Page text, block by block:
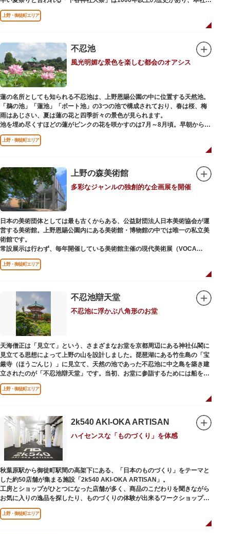
輿の渡御を行う「本祭り」と、町会神輿の渡御だけの「陰祭り」が隔年に行
われています。
本殿には、日本を代表する画家 横山大観による「龍」の天井絵が掲げられて
「句碑」や、初代・三笑亭可楽の寄席が境内で初めて開かれたという「寄席
発祥之地」の石碑などの見どころも。
オリジナルの朱印帳の販売や、月や日によって限定の御朱印頒布も行ってい
ます。
上野・御徒町エリア
不忍池
風光明媚な景色を楽しむ都会のオアシス
蓮の名所としても知られる不忍池は、上野恩賜公園の中に位置する天然池。
「鵜の池」「蓮池」「ボート池」の3つの池で構成されており、春は桜、梅
雨はあじさい、夏は蓮の花と四季折々の景色が見られます。
池を埋め尽くすほどの蓮がピンクの花を咲かすのは7月～8月頃。早朝から午
前のみ開花するので、シーズン中は多くの観光客が朝早くから池を訪れま
す。綺麗な蓮の花を近くから観察できるデッキを散歩しながら朝の不忍池を
から池を眺めれば、新しい発見ができるかもしれません。また、「鵜の池」
にはマガモ・オナガガモなどたくさんの鴨や渡り鳥が訪れます。大都会の中
でバードウォッチングができる珍しいスポットです。
ファミリーで、カップルで、または一人でゆったりと、思い思いの時間をお
過ごしください。
上野・御徒町エリア
上野の森美術館
多彩なジャンルの独創的な企画展を開催
日本の美術団体としては最も古くからある、公益財団法人日本美術協会が運
営する美術館。上野恩賜公園内にある美術館・博物館の中では唯一の私立美
術館です。
常設展示は行わず、毎年開催している美術館主催の現代美術展（VOCA
展）、公募展（上野の森美術館大賞展、日本の自然を描く展）のほか、マン
ガから書展にいたるまで定期的に多彩なジャンルの独創的な企画展を開催し
別館の1階には、小企画展などの開催もできる上野の森美術館ギャラリー、
そして、3階には上野の森アートスクールが設置され、初心者から熟練者を
対象とした油彩・アクリル、水彩、日本画のクラスや、週末に受講できる単
発講座などを開催しています。
上野・御徒町エリア
不忍池辯天堂
不忍池に浮かぶ八角形のお堂
天海僧正は「見立て」という、さまざまなお堂を京都周辺にある神社仏閣に
見立てる思想によって上野の山を設計しました。琵琶湖にある竹生島の「宝
厳寺（ほうごんじ）」に見立て、天然の池であった不忍池に中之島を築き建
立されたのが「不忍池辯天堂」です。当初、お堂に参詣するためには船を使
用していましたが、参詣者が増えたことから橋がかけられました。不忍池の
どこからでも参拝できるように、八角形の建物になったと言われ、7月から8
ご本尊である辯才天は、音楽と芸能の守り神として広く信仰され、
「辯”財”天」とも書くことから、金運上昇といったご利益もあると言われて
います。辯才天は琵琶を持った姿で知られていますが、不忍池辯天堂の辯才
天は、8本の腕に煩悩を破壊する武器をお持ちになっている「八臂辯才天
（はっぴべんざいてん）」。9月に行われる「巳成金（みなるかね）大祭」
で目にすることができます。
不忍池辯天堂には、豊臣秀吉公が大切にしていたという伝説のある、谷中七
福神とは別の「大黒天」も祀られています。
上野・御徒町エリア
2k540 AKI-OKA ARTISAN
ハイセンスな「ものづくり」を体感
秋葉原駅から御徒町駅間の高架下にある、「日本のものづくり」をテーマと
した約50店舗が集まる施設「2k540 AKI-OKA ARTISAN」。
工房とショップがひとつになった店舗が多く、商品のこだわりを聞きながら
お気に入りの逸品を探したり、ものづくりの体験が出来るワークショップに
参加して自分だけのオリジナル商品を作ったり、クリエイターと直接コミュ
ニケーションをとりながらのショッピングが楽しめます。飲食店もあるので
上野・御徒町エリア